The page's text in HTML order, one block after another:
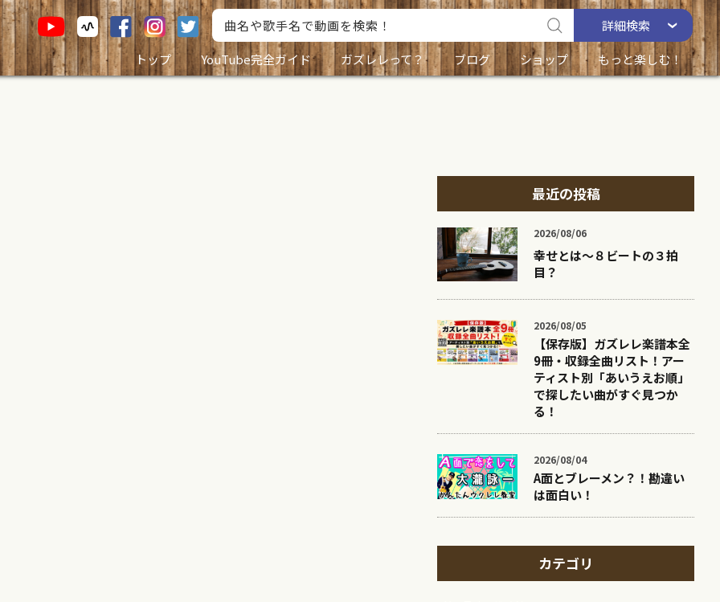
詳細検索
トップ
YouTube完全ガイド ガズレレって？ ブログ ショップ もっと楽しむ！
最近の投稿
2026/08/06
幸せとは〜８ビートの３拍
目？
2026/08/05
【保存版】ガズレレ楽譜本全
9冊・収録全曲リスト！アー
ティスト別「あいうえお順」
で探したい曲がすぐ見つか
る！
2026/08/04
A面とブレーメン？！勘違い
は面白い！
カテゴリ